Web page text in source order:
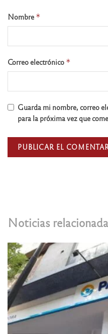
Noticias
Nombre *
Correo electrónico *
Guarda mi nombre, correo
para la próxima vez que